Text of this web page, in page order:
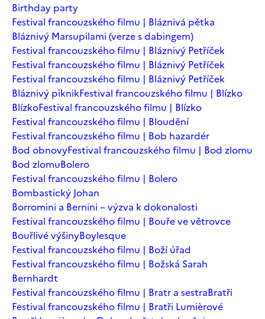
Birthday party
Festival francouzského filmu | Bláznivá pětka
Bláznivý Marsupilami (verze s dabingem)
Festival francouzského filmu | Bláznivý Petříček
Festival francouzského filmu | Bláznivý Petříček
Festival francouzského filmu | Bláznivý Petříček
Bláznivý piknikFestival francouzského filmu | Blízko
BlízkoFestival francouzského filmu | Blízko
Festival francouzského filmu | Bloudění
Festival francouzského filmu | Bob hazardér
Bod obnovyFestival francouzského filmu | Bod zlomu
Bod zlomuBolero
Festival francouzského filmu | Bolero
Bombastický Johan
Borromini a Bernini – výzva k dokonalosti
Festival francouzského filmu | Bouře ve větrovce
Bouřlivé výšinyBoylesque
Festival francouzského filmu | Boží úřad
Festival francouzského filmu | Božská Sarah
Bernhardt
Festival francouzského filmu | Bratr a sestraBratři
Festival francouzského filmu | Bratři Lumièrové